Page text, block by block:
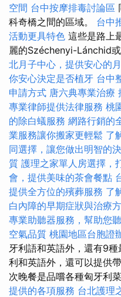
空間 台中按摩排毒討論區
科奇橋之間的區域。 台中
活動更具特色 這些是路上
麗的Széchenyi-Lánchid
北月子中心，提供安心的
你安心決定是否植牙 台中
申請方式 唐六典專業治療
專業律師提供法律服務 桃
的除白蟻服務 網路行銷的
業服務讓你搬家更輕鬆 了
同選擇，讓您做出明智的
質 護理之家單人房選擇，
會，提供美味的茶會餐點
提供全方位的殯葬服務 了
白內障的早期症狀與治療
專業助聽器服務，幫助您
空氣品質 桃園地區台胞證
牙利語和英語外，還有9
利和英語外，還可以提供
次晚餐是品嚐各種匈牙利
提供的各項服務 台北護理